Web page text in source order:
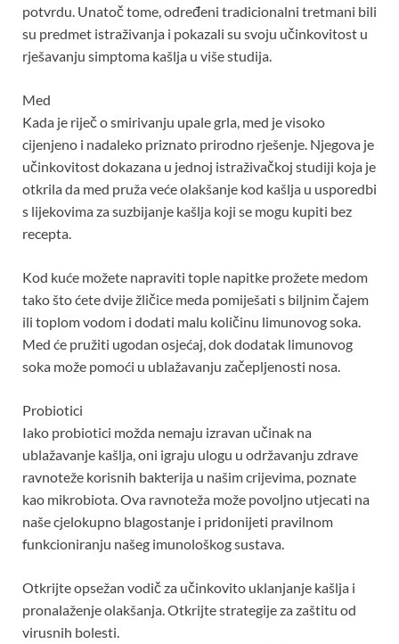
potvrdu. Unatoč tome, određeni tradicionalni tretmani bili
su predmet istraživanja i pokazali su svoju učinkovitost u
rješavanju simptoma kašlja u više studija.
Med
Kada je riječ o smirivanju upale grla, med je visoko
cijenjeno i nadaleko priznato prirodno rješenje. Njegova je
učinkovitost dokazana u jednoj istraživačkoj studiji koja je
otkrila da med pruža veće olakšanje kod kašlja u usporedbi
s lijekovima za suzbijanje kašlja koji se mogu kupiti bez
recepta.
Kod kuće možete napraviti tople napitke prožete medom
tako što ćete dvije žličice meda pomiješati s biljnim čajem
ili toplom vodom i dodati malu količinu limunovog soka.
Med će pružiti ugodan osjećaj, dok dodatak limunovog
soka može pomoći u ublažavanju začepljenosti nosa.
Probiotici
Iako probiotici možda nemaju izravan učinak na
ublažavanje kašlja, oni igraju ulogu u održavanju zdrave
ravnoteže korisnih bakterija u našim crijevima, poznate
kao mikrobiota. Ova ravnoteža može povoljno utjecati na
naše cjelokupno blagostanje i pridonijeti pravilnom
funkcioniranju našeg imunološkog sustava.
Otkrijte opsežan vodič za učinkovito uklanjanje kašlja i
pronalaženje olakšanja. Otkrijte strategije za zaštitu od
virusnih bolesti.